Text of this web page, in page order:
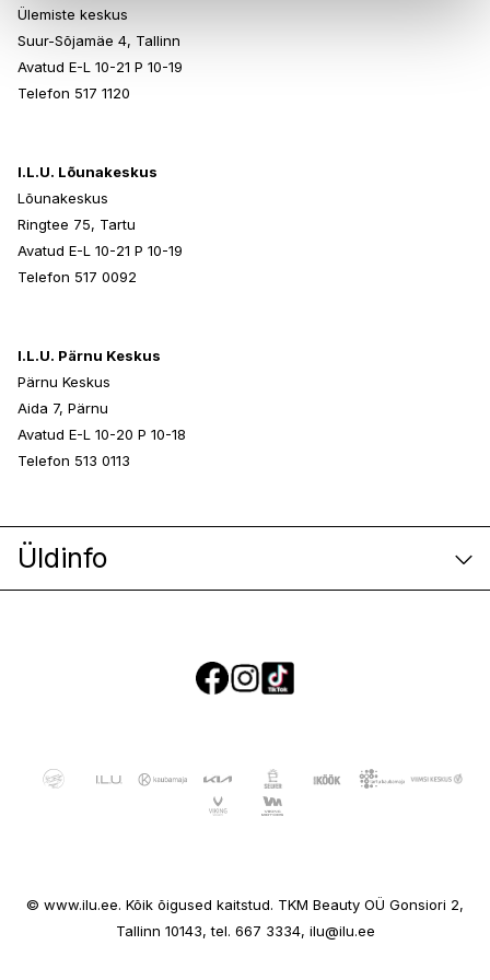
Ülemiste keskus
Suur-Sõjamäe 4, Tallinn
Avatud E-L 10-21 P 10-19
Telefon 517 1120
I.L.U. Lõunakeskus
Lõunakeskus
Ringtee 75, Tartu
Avatud E-L 10-21 P 10-19
Telefon 517 0092
I.L.U. Pärnu Keskus
Pärnu Keskus
Aida 7, Pärnu
Avatud E-L 10-20 P 10-18
Telefon 513 0113
Üldinfo
© www.ilu.ee. Kõik õigused kaitstud. TKM Beauty OÜ Gonsiori 2,
Tallinn 10143, tel. 667 3334, ilu@ilu.ee